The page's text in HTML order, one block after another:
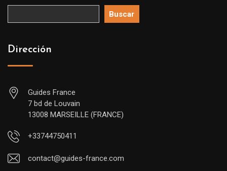
Buscar
Dirección
Guides France
7 bd de Louvain
13008 MARSEILLE (FRANCE)
+33744750411
contact@guides-france.com